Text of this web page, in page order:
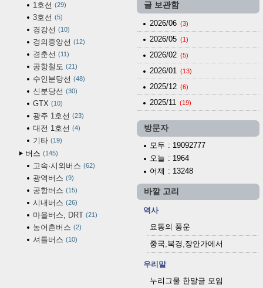
1호선 29
3호선 5
경강선 10
경의중앙선 12
경춘선 11
공항철도 21
수인분당선 48
신분당선 30
GTX 10
광주 1호선 23
대전 1호선 4
기타 19
버스 145
고속·시외버스 62
광역버스 9
공항버스 15
시내버스 26
마을버스, DRT 21
농어촌버스 2
셔틀버스 10
글 보관함
2026/06 (3)
2026/05 (1)
2026/02 (5)
2026/01 (13)
2025/12 (6)
2025/11 (19)
방문자
모두 : 19092777
오늘 : 1964
어제 : 13248
바깥 고리
역사
요동의 풍운
중국,북경,장안가에서
우리말
누리그물 한말글 모임